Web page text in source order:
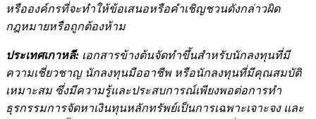
หรือองค์กรที่จะทำให้ข้อเสนอหรือคำเชิญชวนดังกล่าวผิด
กฎหมายหรือถูกต้องห้าม
ประเทศเกาหลี: เอกสารข้างต้นจัดทำขึ้นสำหรับนักลงทุนที่มี
ความเชี่ยวชาญ นักลงทุนมืออาชีพ หรือนักลงทุนที่มีคุณสมบัติ
เหมาะสม ซึ่งมีความรู้และประสบการณ์เพียงพอต่อการทำ
ธุรกรรมการจัดหาเงินทุนหลักทรัพย์เป็นการเฉพาะเจาะจง และ